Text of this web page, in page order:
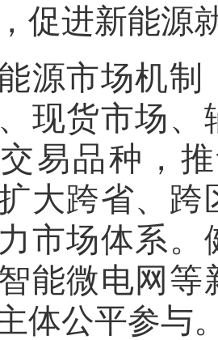
促进新能源
源市场机制
现货市场、
易品种，
大跨省、跨
市场体系
能微电网
体公平参与